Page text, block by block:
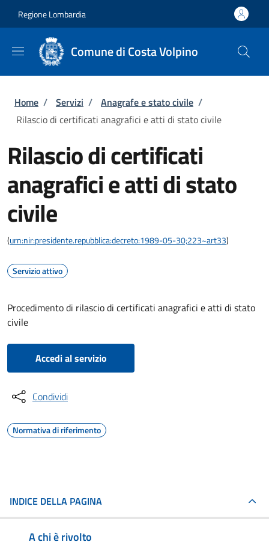
Regione Lombardia
Comune di Costa Volpino
Briciole di pane
Home / Servizi / Anagrafe e stato civile /
Rilascio di certificati anagrafici e atti di stato civile
Rilascio di certificati
anagrafici e atti di stato
civile
(urn:nir:presidente.repubblica:decreto:1989-05-30;223~art33)
Servizio attivo
Procedimento di rilascio di certificati anagrafici e atti di stato
civile
Accedi al servizio
Condividi
Normativa di riferimento
INDICE DELLA PAGINA
A chi è rivolto